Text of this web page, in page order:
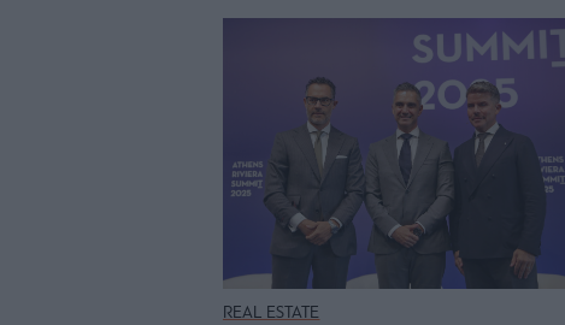
REAL ESTATE